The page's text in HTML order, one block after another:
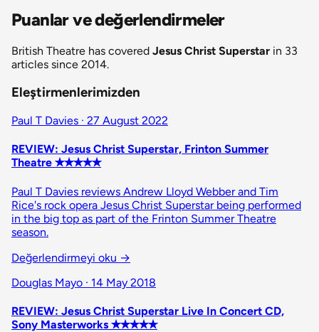
Puanlar ve değerlendirmeler
British Theatre has covered Jesus Christ Superstar in 33
articles since 2014.
Eleştirmenlerimizden
Paul T Davies · 27 August 2022
REVIEW: Jesus Christ Superstar, Frinton Summer
Theatre ✭✭✭✭✭
Paul T Davies reviews Andrew Lloyd Webber and Tim
Rice's rock opera Jesus Christ Superstar being performed
in the big top as part of the Frinton Summer Theatre
season.
Değerlendirmeyi oku →
Douglas Mayo · 14 May 2018
REVIEW: Jesus Christ Superstar Live In Concert CD,
Sony Masterworks ✭✭✭✭✭